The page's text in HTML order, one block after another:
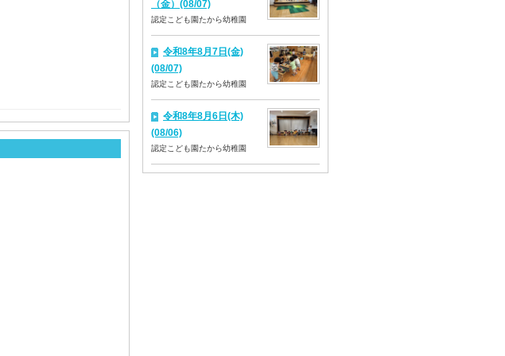
（金）(08/07)
認定こども園たから幼稚園
令和8年8月7日(金)
(08/07)
認定こども園たから幼稚園
令和8年8月6日(木)
(08/06)
認定こども園たから幼稚園